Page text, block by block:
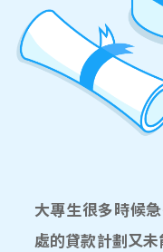
大專生很多時候
處的貸款計劃又